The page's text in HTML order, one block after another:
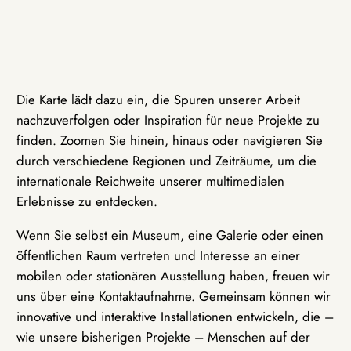
Die Karte lädt dazu ein, die Spuren unserer Arbeit
nachzuverfolgen oder Inspiration für neue Projekte zu
finden. Zoomen Sie hinein, hinaus oder navigieren Sie
durch verschiedene Regionen und Zeiträume, um die
internationale Reichweite unserer multimedialen
Erlebnisse zu entdecken.
Wenn Sie selbst ein Museum, eine Galerie oder einen
öffentlichen Raum vertreten und Interesse an einer
mobilen oder stationären Ausstellung haben, freuen wir
uns über eine Kontaktaufnahme. Gemeinsam können wir
innovative und interaktive Installationen entwickeln, die –
wie unsere bisherigen Projekte – Menschen auf der